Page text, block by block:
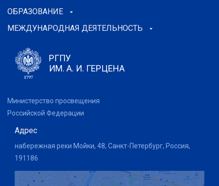
ОБРАЗОВАНИЕ
МЕЖДУНАРОДНАЯ ДЕЯТЕЛЬНОСТЬ
РГПУ
ИМ. А. И. ГЕРЦЕНА
Министерство просвещения
Российской Федерации
Адрес
набережная реки Мойки, 48, Санкт-Петербург, Россия,
191186